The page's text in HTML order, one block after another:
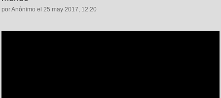
por Anónimo el 25 may 2017, 12:20